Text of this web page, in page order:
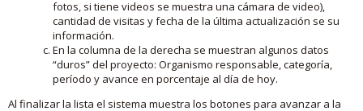
fotos, si tiene videos se muestra una cámara de video),
cantidad de visitas y fecha de la última actualización se su
información.
En la columna de la derecha se muestran algunos datos
“duros” del proyecto: Organismo responsable, categoría,
período y avance en porcentaje al día de hoy.
Al finalizar la lista el sistema muestra los botones para avanzar a la